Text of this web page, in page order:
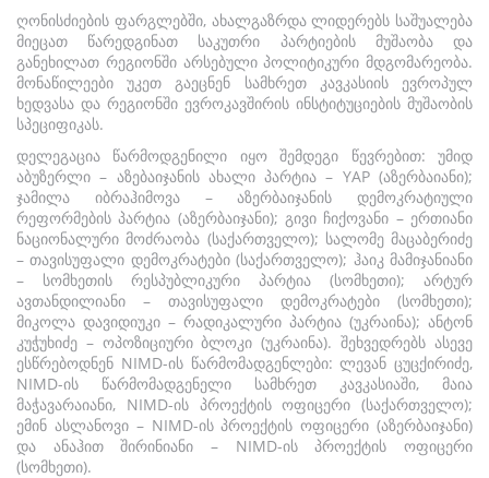
ღონისძიების ფარგლებში, ახალგაზრდა ლიდერებს საშუალება
მიეცათ წარედგინათ საკუთრი პარტიების მუშაობა და
განეხილათ რეგიონში არსებული პოლიტიკური მდგომარეობა.
მონაწილეები უკეთ გაეცნენ სამხრეთ კავკასიის ევროპულ
ხედვასა და რეგიონში ევროკავშირის ინსტიტუციების მუშაობის
სპეციფიკას.
დელეგაცია წარმოდგენილი იყო შემდეგი წევრებით: უმიდ
აბუზერლი – აზებაიჯანის ახალი პარტია – YAP (აზერბაიანი);
ჯამილა იბრაჰიმოვა – აზერბაიჯანის დემოკრატიული
რეფორმების პარტია (აზერბაიჯანი); გივი ჩიქოვანი – ერთიანი
ნაციონალური მოძრაობა (საქართველო); სალომე მაცაბერიძე
– თავისუფალი დემოკრატები (საქართველო); ჰაიკ მამიჯანიანი
– სომხეთის რესპუბლიკური პარტია (სომხეთი); არტურ
ავთანდილიანი – თავისუფალი დემოკრატები (სომხეთი);
მიკოლა დავიდიუკი – რადიკალური პარტია (უკრაინა); ანტონ
კუჭუხიძე – ოპოზიციური ბლოკი (უკრაინა). შეხვედრებს ასევე
ესწრებოდნენ NIMD-ის წარმომადგენლები: ლევან ცუცქირიძე,
NIMD-ის წარმომადგენელი სამხრეთ კავკასიაში, მაია
მაჭავარაიანი, NIMD-ის პროექტის ოფიცერი (საქართველო);
ემინ ასლანოვი – NIMD-ის პროექტის ოფიცერი (აზერბაიჯანი)
და ანაჰით შირინიანი – NIMD-ის პროექტის ოფიცერი
(სომხეთი).